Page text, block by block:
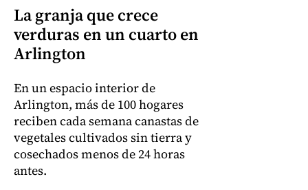
La granja que crece
verduras en un cuarto en
Arlington
En un espacio interior de
Arlington, más de 100 hogares
reciben cada semana canastas de
vegetales cultivados sin tierra y
cosechados menos de 24 horas
antes.